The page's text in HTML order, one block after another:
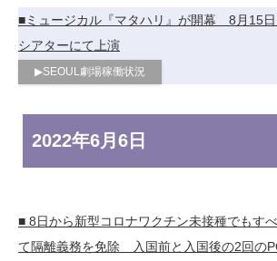
■ミュージカル『マタハリ』が開幕 8月15
シアターにて上演
▶︎SEOUL劇場稼働状況
2022年6月6日
■ 8日から新型コロナワクチン未接種でもす
て隔離義務を免除 入国前と入国後の2回の